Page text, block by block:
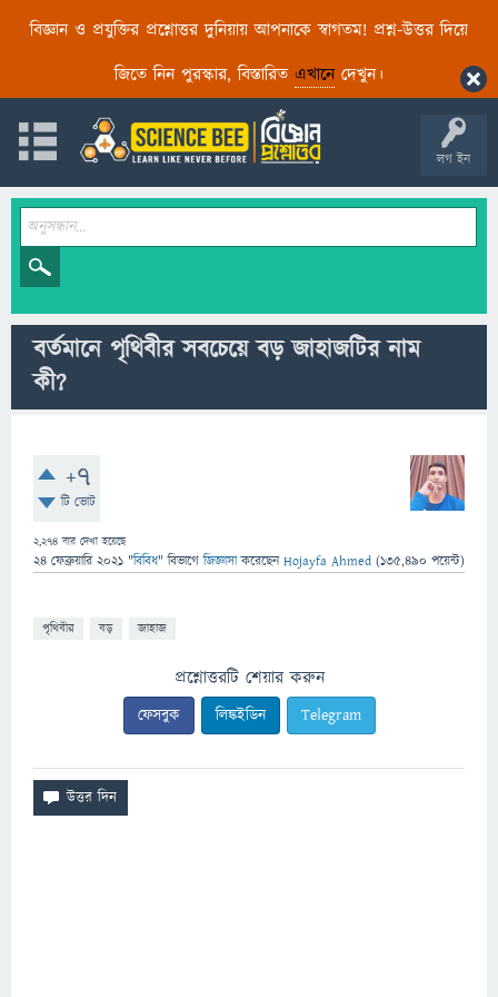
বিজ্ঞান ও প্রযুক্তির প্রশ্নোত্তর দুনিয়ায় আপনাকে স্বাগতম! প্রশ্ন-উত্তর দিয়ে
জিতে নিন পুরস্কার, বিস্তারিত এখানেদেখুন।
লগ ইন
বর্তমানে পৃথিবীর সবচেয়ে বড় জাহাজটির নাম
কী?
+7
টি ভোট
2,274 বার দেখা হয়েছে
24 ফেব্রুয়ারি 2021 "বিবিধ" বিভাগে জিজ্ঞাসাকরেছেনHojayfa Ahmed (135,490 পয়েন্ট)
পৃথিবীর বড় জাহাজ
প্রশ্নোত্তরটি শেয়ার করুন
ফেসবুক লিঙ্কইডিন Telegram